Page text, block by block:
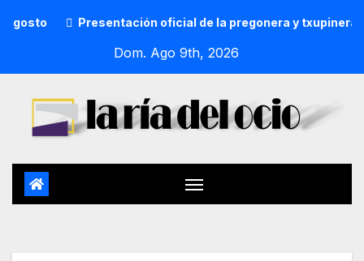
Presentación oficial de la pregonera y txupinera de Aste
Dom. Ago 9th, 2026